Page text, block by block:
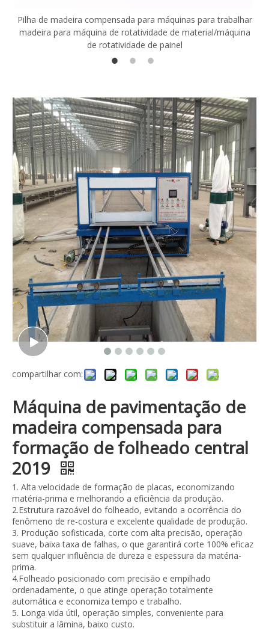
Pilha de madeira compensada para máquinas para trabalhar
madeira para máquina de rotatividade de material/máquina
de rotatividade de painel
compartilhar com:
Máquina de pavimentação de
madeira compensada para
formação de folheado central
2019
1. Alta velocidade de formação de placas, economizando
matéria-prima e melhorando a eficiência da produção.
2.Estrutura razoável do folheado, evitando a ocorrência do
fenômeno de re-costura e excelente qualidade de produção.
3. Produção sofisticada, corte com alta precisão, operação
suave, baixa taxa de falhas, o que garantirá corte 100% eficaz
sem qualquer influência de dureza e espessura da matéria-
prima.
4.Folheado posicionado com precisão e empilhado
ordenadamente, o que atinge operação totalmente
automática e economiza tempo e trabalho.
5. Longa vida útil, operação simples, conveniente para
substituir a lâmina, baixo custo.